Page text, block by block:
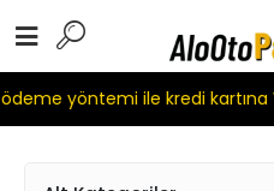
yöntemi ile kredi kartına